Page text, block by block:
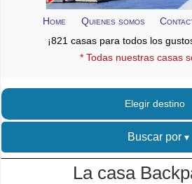
Home Quienes somos
¡821 casas para todos los
* Todas nuestras casas
Elegir destino
Buscar por
La casa